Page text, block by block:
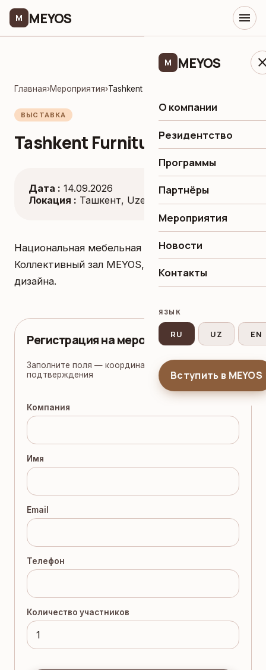
M MEYOS menu
M MEYOS
О компании
Резидентство
Программы
Партнёры
Мероприятия
Новости
Контакты
ЯЗЫК
RU UZ EN
Вступить в MEYOS
Главная›Мероприятия›Tashkent Furniture Expo 2026
ВЫСТАВКА
Tashkent Furniture Expo 2026
Дата : 14.09.2026
Локация : Ташкент, Uzexpocentre
Национальная мебельная выставка.
Коллективный зал MEYOS, B2B-зона, конкурс
дизайна.
Регистрация на мероприятие
Заполните поля — координатор свяжется для
подтверждения
Компания
Имя
Email
Телефон
Количество участников